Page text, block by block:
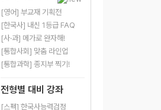
[영어] 부교재 기획전
[한국사] 내신 1등급 FAQ
[사·과] 메가로 완자해!
[통합사회] 맞춤 라인업
[통합과학] 종지부 찍기!
전형별 대비 강좌
[스펙] 한국사능력검정